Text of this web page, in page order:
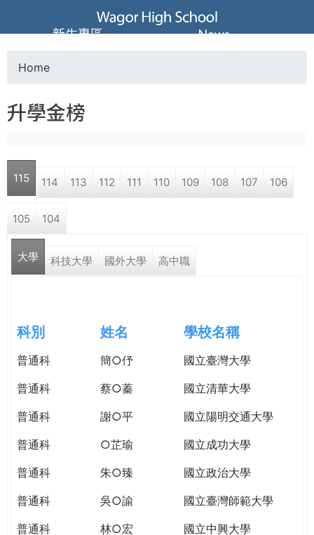
Jump to navigation
葳
格
高
中
學
格。
o
u
a
r
e
e
r
e
Home
升學金榜
115 114 113 112 111 110 109 108 107 106
105 104
大學 科技大學 國外大學 高中職
科別 姓名 學校名稱
普通科 簡○伃
國立臺灣大學
普通科
蔡○蓁
國立清華大學
普通科
謝○平
國立陽明交通大學
普通科
○芷瑜
國立成功大學
普通科
朱○臻
國立政治大學
普通科
吳○諭
國立臺灣師範大學
普通科
林○宏
國立中興大學
新生專區 News